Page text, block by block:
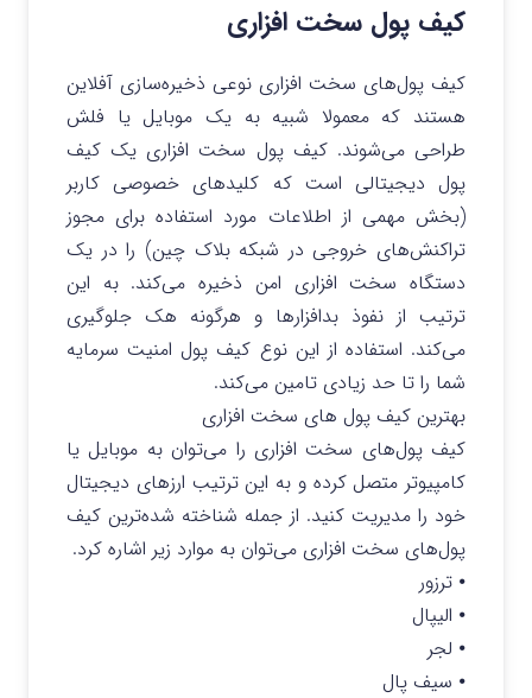
کیف پول سخت افزاری
کیف پول‌های سخت افزاری نوعی ذخیره‌سازی آفلاین
هستند که معمولا شبیه به یک موبایل یا فلش
طراحی می‌شوند. کیف پول سخت افزاری یک کیف
پول دیجیتالی است که کلیدهای خصوصی کاربر
(بخش مهمی از اطلاعات مورد استفاده برای مجوز
تراکنش‌های خروجی در شبکه بلاک چین) را در یک
دستگاه سخت افزاری امن ذخیره می‌کند. به این
ترتیب از نفوذ بدافزار‌ها و هرگونه هک جلوگیری
می‌کند. استفاده از این نوع کیف پول امنیت سرمایه
شما را تا حد زیادی تامین می‌کند.
بهترین کیف پول های سخت افزاری
کیف پول‌های سخت افزاری را می‌توان به موبایل یا
کامپیوتر متصل کرده و به این ترتیب ارزهای دیجیتال
خود را مدیریت کنید. از جمله شناخته شده‌ترین کیف
پول‌های سخت افزاری می‌توان به موارد زیر اشاره کرد.
⦁ ترزور
⦁ الیپال
⦁ لجر
⦁ سیف پال